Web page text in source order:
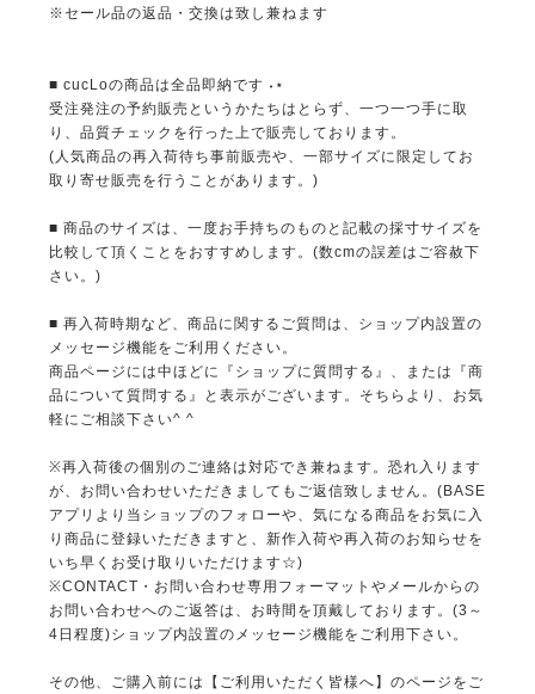
※セール品の返品・交換は致し兼ねます
■ cucLoの商品は全品即納です ˖⋆
受注発注の予約販売というかたちはとらず、一つ一つ手に取
り、品質チェックを行った上で販売しております。
(人気商品の再入荷待ち事前販売や、一部サイズに限定してお
取り寄せ販売を行うことがあります。)
■ 商品のサイズは、一度お手持ちのものと記載の採寸サイズを
比較して頂くことをおすすめします。(数cmの誤差はご容赦下
さい。)
■ 再入荷時期など、商品に関するご質問は、ショップ内設置の
メッセージ機能をご利用ください。
商品ページには中ほどに『ショップに質問する』、または『商
品について質問する』と表示がございます。そちらより、お気
軽にご相談下さい^ ^
※再入荷後の個別のご連絡は対応でき兼ねます。恐れ入ります
が、お問い合わせいただきましてもご返信致しません。(BASE
アプリより当ショップのフォローや、気になる商品をお気に入
り商品に登録いただきますと、新作入荷や再入荷のお知らせを
いち早くお受け取りいただけます☆)
※CONTACT・お問い合わせ専用フォーマットやメールからの
お問い合わせへのご返答は、お時間を頂戴しております。(3～
4日程度)ショップ内設置のメッセージ機能をご利用下さい。
その他、ご購入前には【ご利用いただく皆様へ】のページをご